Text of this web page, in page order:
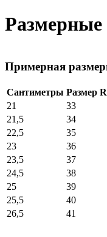
Размерные
Примерная
Сантиметры Размер
21
33
21,5
34
22,5
35
23
36
23,5
37
24,5
38
25
39
25,5
40
26,5
41